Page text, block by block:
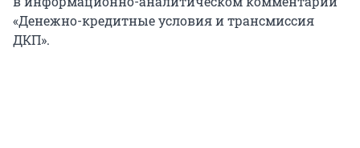
«Денежно-кредитные условия и трансмиссия
ДКП».